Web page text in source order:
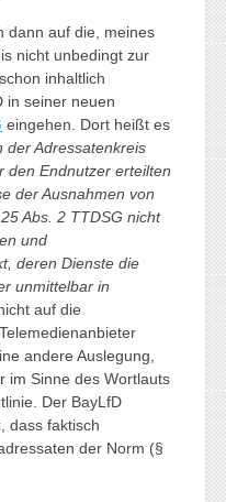
dann auf die, meines
nicht unbedingt zur
inhaltlich
in seiner neuen
eingehen. Dort heißt es
der Adressatenkreis
den Endnutzer erteilten
der Ausnahmen von
Abs. 2 TTDSG nicht
und
deren Dienste die
unmittelbar in
auf die
andere Auslegung,
im Sinne des Wortlauts
Der BayLfD
dass faktisch
der Norm (§